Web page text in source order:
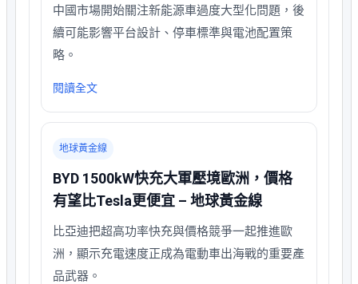
中國市場開始關注新能源車過度大型化問題，後
續可能影響平台設計、停車標準與電池配置策
略。
閱讀全文
地球黃金線
BYD 1500kW快充大軍壓境歐洲，價格
有望比Tesla更便宜 – 地球黃金線
比亞迪把超高功率快充與價格競爭一起推進歐
洲，顯示充電速度正成為電動車出海戰的重要產
品武器。